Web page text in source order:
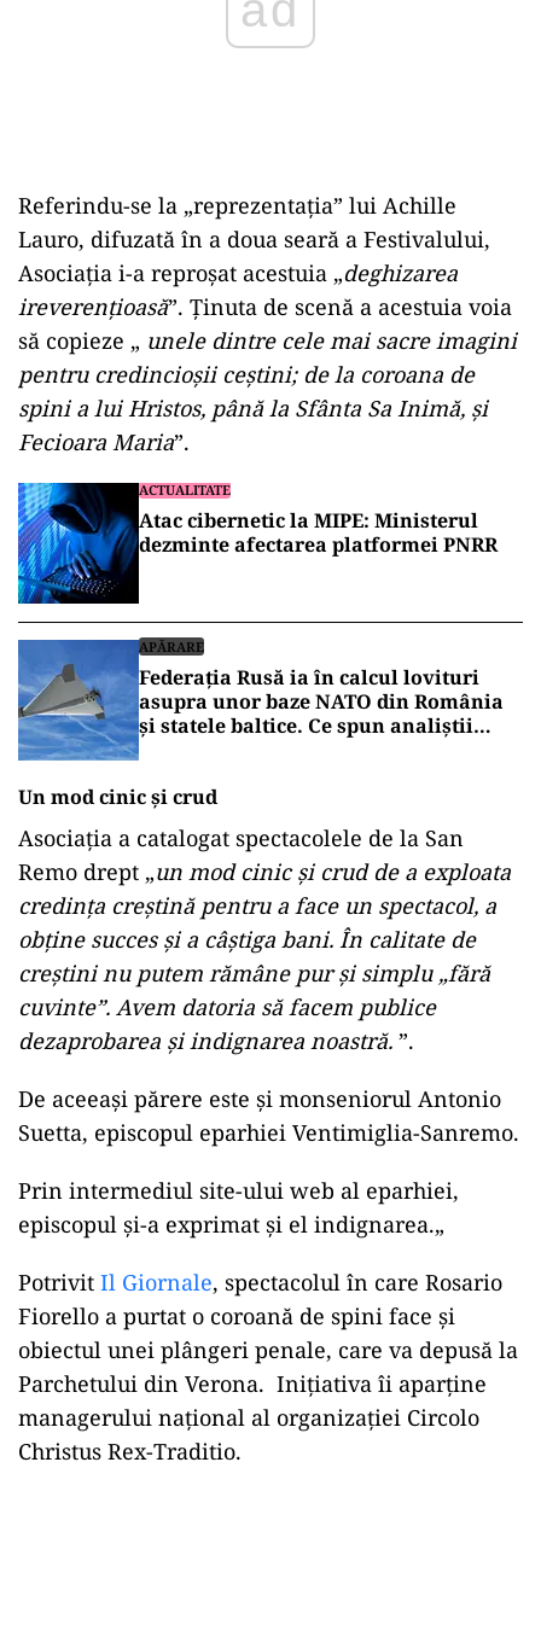
Referindu-se la „reprezentația” lui Achille
Lauro, difuzată în a doua seară a Festivalului,
Asociația i-a reproșat acestuia „deghizarea
ireverențioasă”. Ținuta de scenă a acestuia voia
să copieze „ unele dintre cele mai sacre imagini
pentru credincioșii ceștini; de la coroana de
spini a lui Hristos, până la Sfânta Sa Inimă, și
Fecioara Maria”.
ACTUALITATE
Atac cibernetic la MIPE: Ministerul
dezminte afectarea platformei PNRR
APĂRARE
Federația Rusă ia în calcul lovituri
asupra unor baze NATO din România
și statele baltice. Ce spun analiștii
Un mod cinic și crud
Asociația a catalogat spectacolele de la San
Remo drept „un mod cinic și crud de a exploata
credința creștină pentru a face un spectacol, a
obține succes și a câștiga bani. În calitate de
creștini nu putem rămâne pur și simplu „fără
cuvinte”. Avem datoria să facem publice
dezaprobarea și indignarea noastră. ”.
De aceeași părere este și monseniorul Antonio
Suetta, episcopul eparhiei Ventimiglia-Sanremo.
Prin intermediul site-ului web al eparhiei,
episcopul și-a exprimat și el indignarea.„
Potrivit Il Giornale, spectacolul în care Rosario
Fiorello a purtat o coroană de spini face și
obiectul unei plângeri penale, care va depusă la
Parchetului din Verona. Inițiativa îi aparține
managerului național al organizației Circolo
Christus Rex-Traditio.